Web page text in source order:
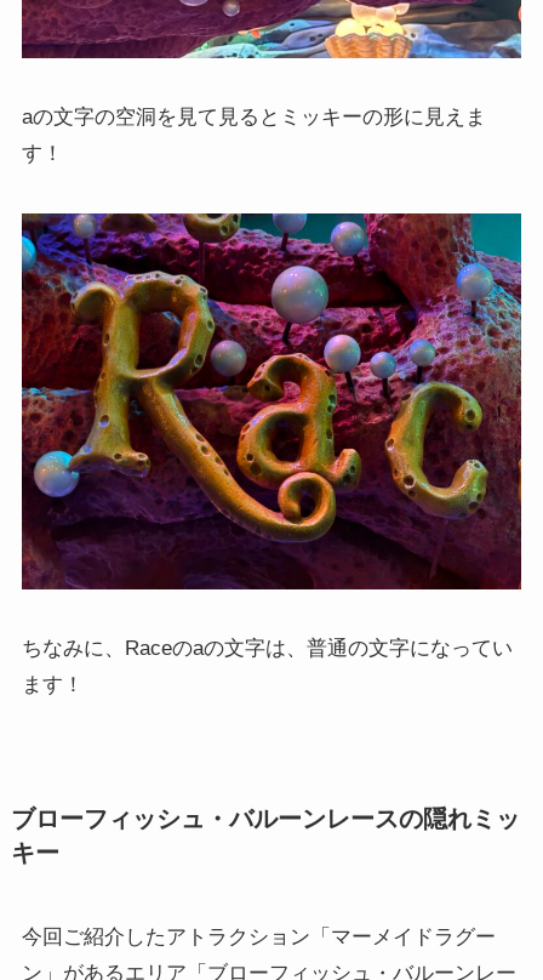
aの文字の空洞を見て見るとミッキーの形に見えま
す！
ちなみに、Raceのaの文字は、普通の文字になってい
ます！
ブローフィッシュ・バルーンレースの隠れミッ
キー
今回ご紹介したアトラクション「マーメイドラグー
ン」があるエリア「ブローフィッシュ・バルーンレー